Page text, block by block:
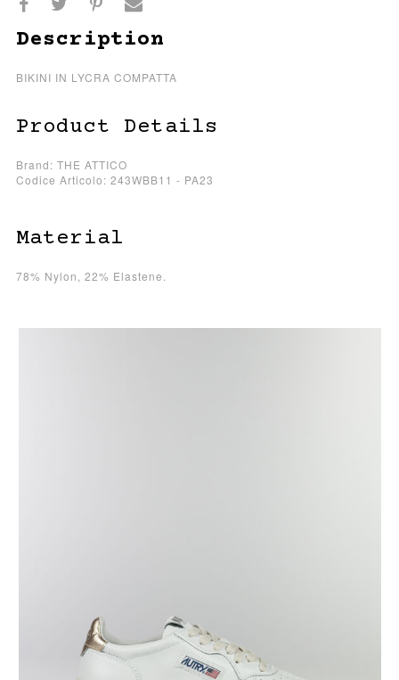
Description
BIKINI IN LYCRA COMPATTA
Product Details
Brand: THE ATTICO
Codice Articolo: 243WBB11 - PA23
Material
78% Nylon, 22% Elastene.